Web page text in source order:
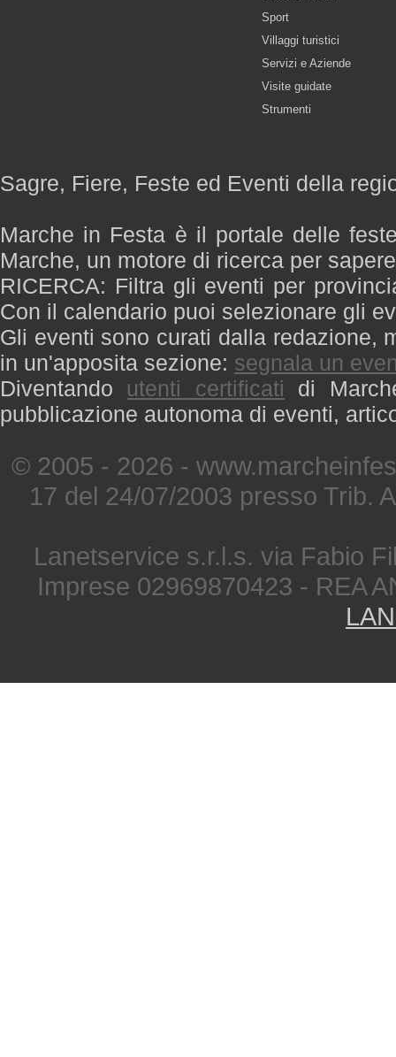
Sport
Villaggi turistici
Servizi e Aziende
Visite guidate
Strumenti
Sagre, Fiere, Feste ed Eventi della
Marche in Festa è il portale delle
Marche, un motore di ricerca per
RICERCA: Filtra gli eventi per
Con il calendario puoi selezionare gli
Gli eventi sono curati dalla redazione,
in un'apposita sezione: segnala un
Diventando utenti certificati di
pubblicazione autonoma di eventi,
© 2005 - 2026 -
17 del 24/07/2003 presso Trib.
Lanetservice s.r.l.s. via Fabio
Imprese 02969870423 - REA